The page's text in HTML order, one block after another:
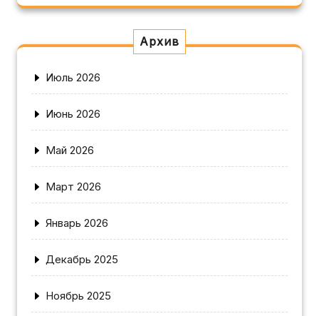
Архив
Июль 2026
Июнь 2026
Май 2026
Март 2026
Январь 2026
Декабрь 2025
Ноябрь 2025